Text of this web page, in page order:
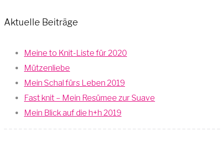
Aktuelle Beiträge
Meine to Knit-Liste für 2020
Mützenliebe
Mein Schal fürs Leben 2019
Fast knit – Mein Resümee zur Suave
Mein Blick auf die h+h 2019